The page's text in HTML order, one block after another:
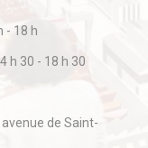
- 18 h
h 30 - 18 h 30
de Saint-